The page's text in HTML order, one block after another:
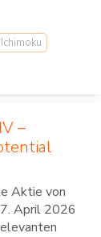
Ichimoku
–
Aktie von
April 2026